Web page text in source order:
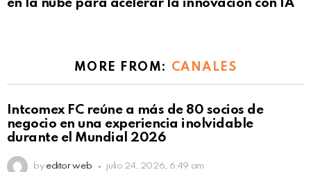
en la nube para acelerar la innovación con IA
MORE FROM: CANALES
Intcomex FC reúne a más de 80 socios de
negocio en una experiencia inolvidable
durante el Mundial 2026
by editor web julio 24, 2026, 6:49 am